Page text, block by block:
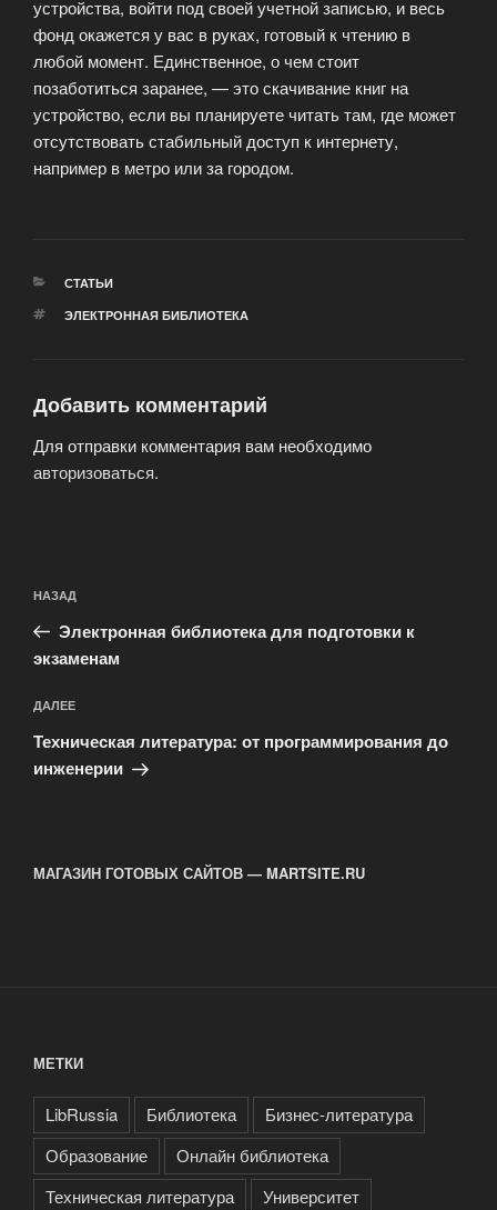
устройства, войти под своей учетной записью, и весь
фонд окажется у вас в руках, готовый к чтению в
любой момент. Единственное, о чем стоит
позаботиться заранее, — это скачивание книг на
устройство, если вы планируете читать там, где может
отсутствовать стабильный доступ к интернету,
например в метро или за городом.
РУБРИКИ
СТАТЬИ
МЕТКИ
ЭЛЕКТРОННАЯ БИБЛИОТЕКА
Добавить комментарий
Для отправки комментария вам необходимо
авторизоваться.
по
записям
Предыдущая
запись:
НАЗАД
Электронная библиотека для подготовки к
экзаменам
Следующая
запись
ДАЛЕЕ
Техническая литература: от программирования до
инженерии
МАГАЗИН ГОТОВЫХ САЙТОВ — MARTSITE.RU
МЕТКИ
LibRussia Библиотека
Бизнес-литература
Образование
Онлайн библиотека
Техническая литература
Университет